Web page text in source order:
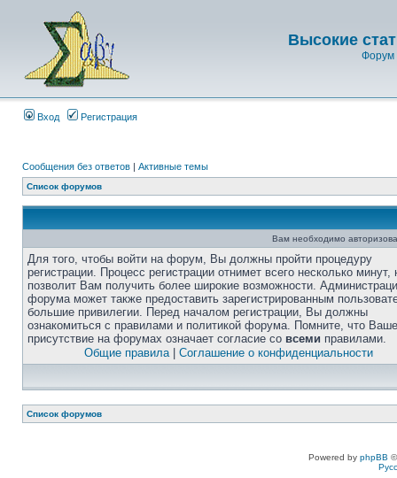
Высокие
Форум
Вход Регистрация
Сообщения без ответов | Активные темы
Список форумов
Вам необходимо
Для того, чтобы войти на форум, Вы должны пройти процедуру
регистрации. Процесс регистрации отнимет всего несколько минут,
позволит Вам получить более широкие возможности.
форума может также предоставить зарегистрированным
большие привилегии. Перед началом регистрации, Вы должны
ознакомиться с правилами и политикой форума. Помните, что Ваше
присутствие на форумах означает согласие со всеми правилами.
Общие правила| Соглашение о конфиденциальности
Список форумов
Powered by phpBB